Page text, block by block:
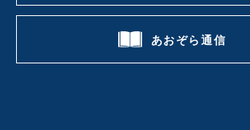
あおぞら通信